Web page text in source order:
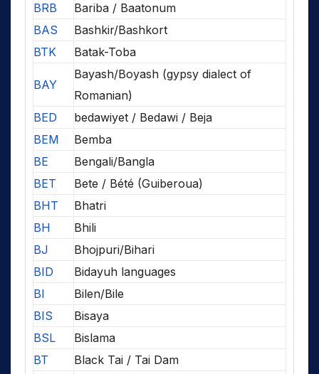
BRB
Bariba / Baatonum
BAS
Bashkir/Bashkort
BTK
Batak-Toba
BAY
Bayash/Boyash (gypsy dialect of
Romanian)
BED
bedawiyet / Bedawi / Beja
BEM
Bemba
BE
Bengali/Bangla
BET
Bete / Bété (Guiberoua)
BHT
Bhatri
BH
Bhili
BJ
Bhojpuri/Bihari
BID
Bidayuh languages
BI
Bilen/Bile
BIS
Bisaya
BSL
Bislama
BT
Black Tai / Tai Dam